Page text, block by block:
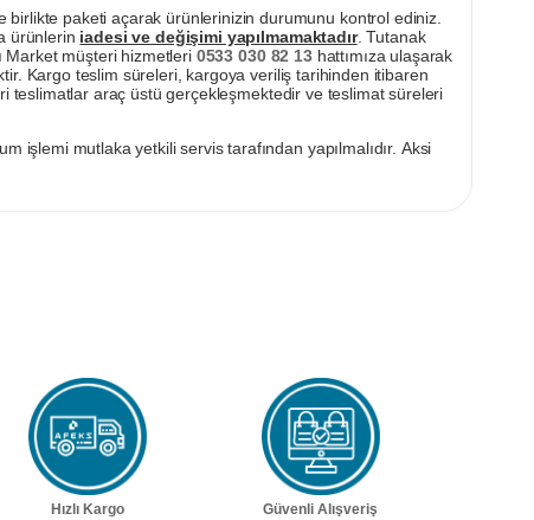
paketi açarak ürünlerinizin durumunu kontrol ediniz.
ürünlerin iadesi ve değişimi yapılmamaktadır. Tutanak
Market müşteri hizmetleri 0533 030 82 13hattımıza ulaşarak
Kargo teslim süreleri, kargoya veriliş tarihinden itibaren
teslimatlar araç üstü gerçekleşmektedir ve teslimat süreleri
işlemi mutlaka yetkili servis tarafından yapılmalıdır. Aksi
Hızlı Kargo
Güvenli Alışveriş